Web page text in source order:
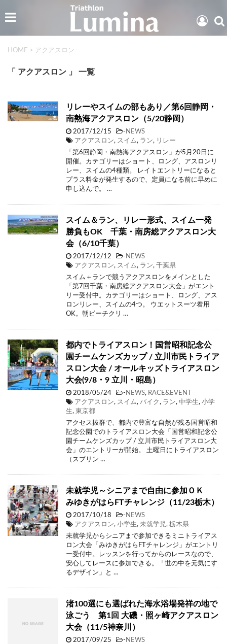
HOME > アクアスロン
「 アクアスロン 」 一覧
リレーやスイムの部もあり／第6回静岡・
南熱海アクアスロン（5/20静岡）
2017/12/15 - NEWS
アクアスロン, スイム, ラン, リレー
「第6回静岡・南熱海アクアスロン」が5月20日に
開催。カテゴリーはショート、ロング、アスロンリ
レー、スイムの4種類。 レイトエントリーになると
プラス料金が発生するので、定員になる前に早めに
申し込んで。 …
スイム＆ラン、リレー形式、スイム一発
勝負もOK 千葉・南房総アクアスロン大
会（6/10千葉）
2017/12/12 - NEWS
アクアスロン, スイム, ラン, 千葉県
スイム＋ランで競うアクアスロンをメインとした
「第7回千葉・南房総アクアスロン大会」がエント
リー受付中。カテゴリーはショート、ロング、アス
ロンリレー、スイムの4つ。 ウエットスーツ着用
OK。朝ビーチクリ …
都内でトライアスロン！国営昭和記念公
園チームケンズカップ / 立川市民トライア
スロン大会 / オールキッズトライアスロン
大会(9/8・9 立川・昭島）
2018/05/24 - NEWS, RACE&EVENT
アクアスロン, スイム, バイク, ラン, 中学生, 小学
生, 東京都
アクセス抜群で、都内で豊富な自然が残る国営昭和
記念公園でのトライアスロン大会「国営昭和記念公
園チームケンズカップ / 立川市民トライアスロン大
会」のエントリーが開始。 土曜日にトライアスロン
（スプリン …
未就学児～シニアまで自由に参加ＯＫ
みゆきがはらFTチャレンジ（11/23栃木）
2017/10/18 - NEWS
アクアスロン, 小学生, 未就学児, 栃木県
未就学児からシニアまで参加できるミニトライアス
ロン大会「みゆきがはらFTチャレンジ」がエントリ
ー受付中。レッスンを行ってからのレースなので、
安心してレースに参加できる。「世の中を元気にす
るデザイン」と …
渚100選にも選ばれた海水浴場発祥の地で
泳ごう 第1回 大磯・照ヶ崎アクアスロン
大会（11/5神奈川）
2017/09/25 - NEWS